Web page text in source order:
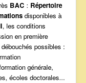
BAC : Répertoire
disponibles à
, les conditions
en première
possibles :
générale,
écoles doctorales...